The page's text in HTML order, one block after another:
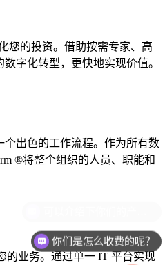
您的投资。借助按需专家、高
字化转型，更快地实现价值。
出色的工作流程。作为所有数
®将整个组织的人员、职能和
的业务。通过单一 IT 平台实现
你们是怎么收费的呢？